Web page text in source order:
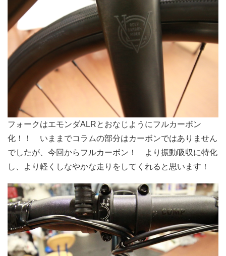
フォークはエモンダALRとおなじようにフルカーボン
化！！ いままでコラムの部分はカーボンではありません
でしたが、今回からフルカーボン！ より振動吸収に特化
し、より軽くしなやかな走りをしてくれると思います！